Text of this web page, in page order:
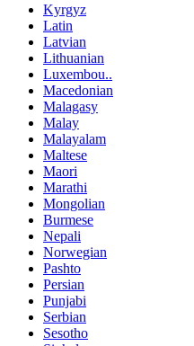
Kyrgyz
Latin
Latvian
Lithuanian
Luxembou..
Macedonian
Malagasy
Malay
Malayalam
Maltese
Maori
Marathi
Mongolian
Burmese
Nepali
Norwegian
Pashto
Persian
Punjabi
Serbian
Sesotho